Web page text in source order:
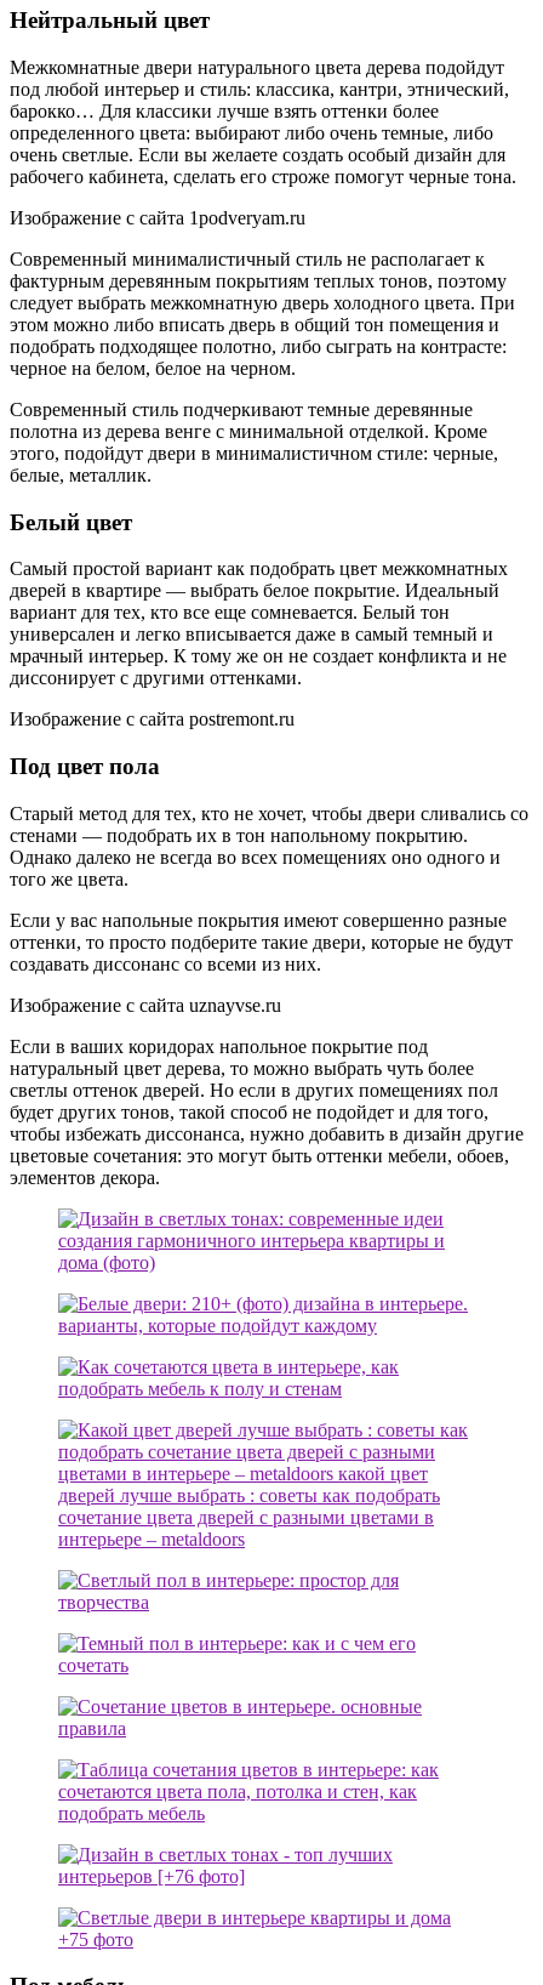
Нейтральный цвет
Межкомнатные двери натурального цвета дерева подойдут
под любой интерьер и стиль: классика, кантри, этнический,
барокко… Для классики лучше взять оттенки более
определенного цвета: выбирают либо очень темные, либо
очень светлые. Если вы желаете создать особый дизайн для
рабочего кабинета, сделать его строже помогут черные тона.
Изображение с сайта 1podveryam.ru
Современный минималистичный стиль не располагает к
фактурным деревянным покрытиям теплых тонов, поэтому
следует выбрать межкомнатную дверь холодного цвета. При
этом можно либо вписать дверь в общий тон помещения и
подобрать подходящее полотно, либо сыграть на контрасте:
черное на белом, белое на черном.
Современный стиль подчеркивают темные деревянные
полотна из дерева венге с минимальной отделкой. Кроме
этого, подойдут двери в минималистичном стиле: черные,
белые, металлик.
Белый цвет
Самый простой вариант как подобрать цвет межкомнатных
дверей в квартире — выбрать белое покрытие. Идеальный
вариант для тех, кто все еще сомневается. Белый тон
универсален и легко вписывается даже в самый темный и
мрачный интерьер. К тому же он не создает конфликта и не
диссонирует с другими оттенками.
Изображение с сайта postremont.ru
Под цвет пола
Старый метод для тех, кто не хочет, чтобы двери сливались со
стенами — подобрать их в тон напольному покрытию.
Однако далеко не всегда во всех помещениях оно одного и
того же цвета.
Если у вас напольные покрытия имеют совершенно разные
оттенки, то просто подберите такие двери, которые не будут
создавать диссонанс со всеми из них.
Изображение с сайта uznayvse.ru
Если в ваших коридорах напольное покрытие под
натуральный цвет дерева, то можно выбрать чуть более
светлы оттенок дверей. Но если в других помещениях пол
будет других тонов, такой способ не подойдет и для того,
чтобы избежать диссонанса, нужно добавить в дизайн другие
цветовые сочетания: это могут быть оттенки мебели, обоев,
элементов декора.